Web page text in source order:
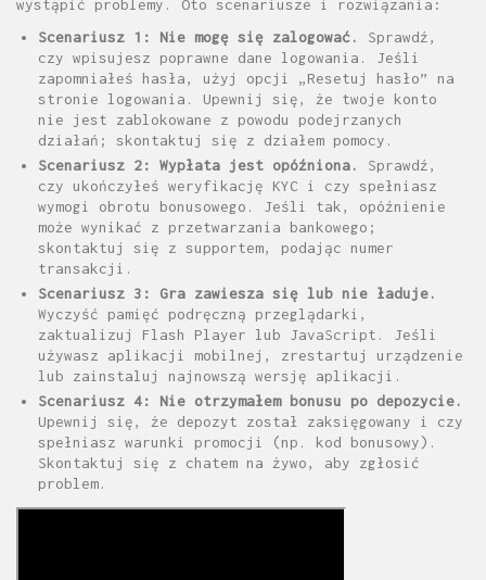
wystąpić problemy. Oto scenariusze i rozwiązania:
Scenariusz 1: Nie mogę się zalogować.
Sprawdź,
czy wpisujesz poprawne dane logowania. Jeśli
zapomniałeś hasła, użyj opcji „Resetuj hasło” na
stronie logowania. Upewnij się, że twoje konto
nie jest zablokowane z powodu podejrzanych
działań; skontaktuj się z działem pomocy.
Scenariusz 2: Wypłata jest opóźniona.
Sprawdź,
czy ukończyłeś weryfikację KYC i czy spełniasz
wymogi obrotu bonusowego. Jeśli tak, opóźnienie
może wynikać z przetwarzania bankowego;
skontaktuj się z supportem, podając numer
transakcji.
Scenariusz 3: Gra zawiesza się lub nie ładuje.
Wyczyść pamięć podręczną przeglądarki,
zaktualizuj Flash Player lub JavaScript. Jeśli
używasz aplikacji mobilnej, zrestartuj urządzenie
lub zainstaluj najnowszą wersję aplikacji.
Scenariusz 4: Nie otrzymałem bonusu po depozycie.
Upewnij się, że depozyt został zaksięgowany i czy
spełniasz warunki promocji (np. kod bonusowy).
Skontaktuj się z chatem na żywo, aby zgłosić
problem.